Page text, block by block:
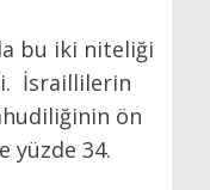
bu iki niteliği
İsraillilerin
ön
yüzde 34.